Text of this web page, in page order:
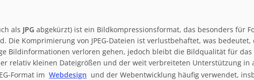
als JPG abgekürzt) ist ein Bildkompressionsformat, das besonders für
Die Komprimierung von JPEG-Dateien ist verlustbehaftet, was
Bildinformationen verloren gehen, jedoch bleibt die Bildqualität für das
relativ kleinen Dateigrößen und der weit verbreiteten Unterstützung in
Format im Webdesign und der Webentwicklung häufig verwendet,